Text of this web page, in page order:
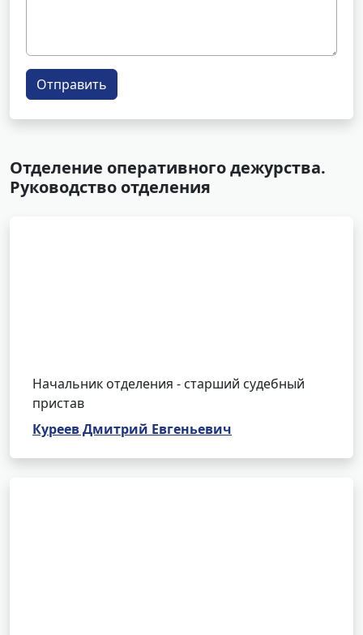
Отправить
Отделение оперативного дежурства.
Руководство отделения
Начальник отделения - старший судебный
пристав
Куреев Дмитрий Евгеньевич